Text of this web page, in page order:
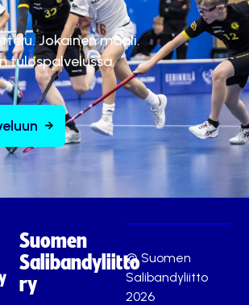
Jokainen maali.
tulospalvelussa.
Suomen
Salibandyliitto
ry
© Suomen
Salibandyliitto
2026